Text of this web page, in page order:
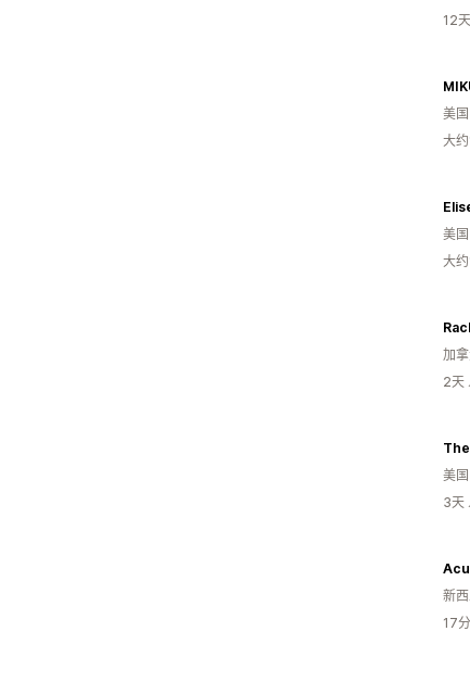
12
美国
大
美国
大
加
2天
美国
3天
新
17